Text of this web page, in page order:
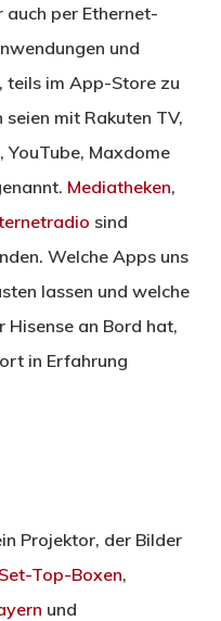
per Ethernet-
und
teils im App-Store zu
mit Rakuten TV,
Maxdome
Mediatheken,
sind
Welche Apps uns
lassen und welche
Hisense an Bord hat,
in Erfahrung
Projektor, der Bilder
Set-Top-Boxen,
und